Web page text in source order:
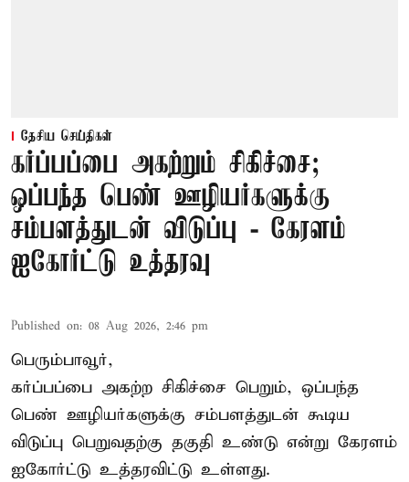
தேசிய செய்திகள்
கர்ப்பப்பை அகற்றும் சிகிச்சை;
ஒப்பந்த பெண் ஊழியர்களுக்கு
சம்பளத்துடன் விடுப்பு - கேரளம்
ஐகோர்ட்டு உத்தரவு
Published on: 08 Aug 2026, 2:46 pm
பெரும்பாவூர்,
கர்ப்பப்பை அகற்ற சிகிச்சை பெறும், ஒப்பந்த
பெண் ஊழியர்களுக்கு சம்பளத்துடன் கூடிய
விடுப்பு பெறுவதற்கு தகுதி உண்டு என்று கேரளம்
ஐகோர்ட்டு உத்தரவிட்டு உள்ளது.